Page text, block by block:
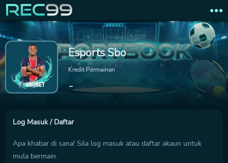
Esports Sbo
Kredit Permainan
-
Log Masuk / Daftar
Apa khabar di sana! Sila log masuk atau daftar akaun untuk
mula bermain.